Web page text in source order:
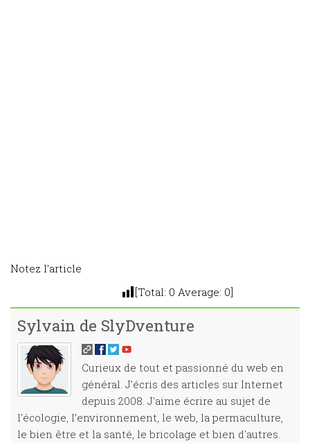
Notez l'article
[Total: 0 Average: 0]
Sylvain de SlyDventure
Curieux de tout et passionné du web en
général. J'écris des articles sur Internet
depuis 2008. J'aime écrire au sujet de
l'écologie, l’environnement, le web, la permaculture,
le bien être et la santé, le bricolage et bien d'autres.